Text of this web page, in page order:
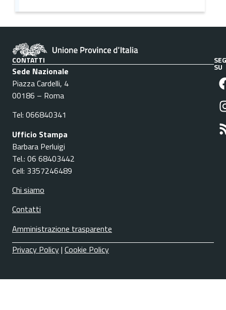
CONTATTI
Sede Nazionale
Piazza Cardelli, 4
00186 – Roma
Tel: 066840341
Ufficio Stampa
Barbara Perluigi
Tel.: 06 68403442
Cell: 3357246489
Chi siamo
Contatti
Amministrazione trasparente
SU
Privacy Policy| Cookie Policy